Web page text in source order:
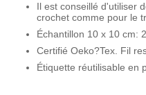
Il est conseillé d'utiliser
crochet comme pour le
Échantillon 10 x 10 cm:
Certifié Oeko?Tex. Fil
Étiquette réutilisable en